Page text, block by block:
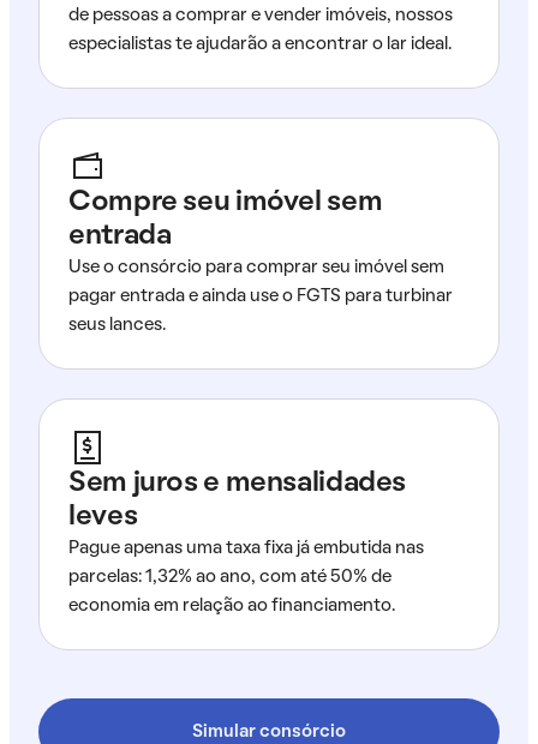
de pessoas a comprar e vender imóveis, nossos
especialistas te ajudarão a encontrar o lar ideal.
Compre seu imóvel sem
entrada
Use o consórcio para comprar seu imóvel sem
pagar entrada e ainda use o FGTS para turbinar
seus lances.
Sem juros e mensalidades
leves
Pague apenas uma taxa fixa já embutida nas
parcelas: 1,32% ao ano, com até 50% de
economia em relação ao financiamento.
Simular consórcio